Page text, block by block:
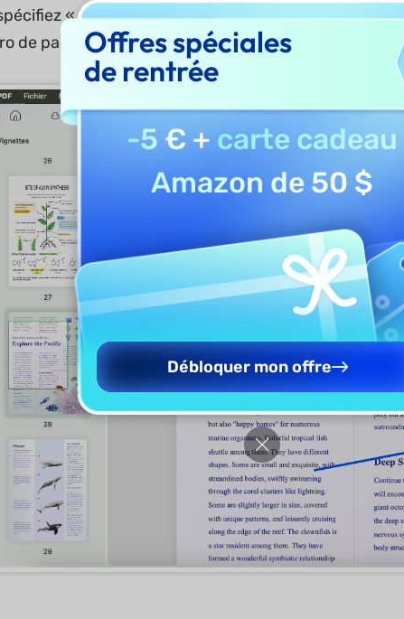
« Lien vers le Web », indiquez l'URL
de page du PDF à lier.
Offres spéciales
de rentrée
-5 € + carte cadeau
Amazon de 50 $
Débloquer mon offre